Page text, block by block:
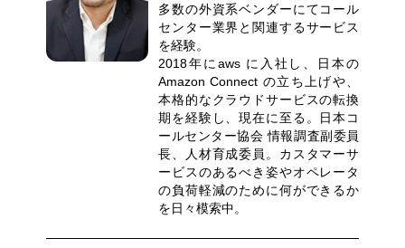
多数の外資系ベンダーにてコール
センター業界と関連するサービス
を経験。
2018年にaws に入社し、日本の
Amazon Connect の立ち上げや、
本格的なクラウドサービスの転換
期を経験し、現在に至る。日本コ
ールセンター協会 情報調査副委員
長、人材育成委員。カスタマーサ
ービスのあるべき姿やオペレータ
の負荷軽減のために何ができるか
を日々模索中。